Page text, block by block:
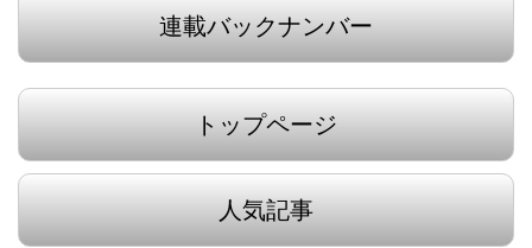
連載バックナンバー
トップページ
人気記事